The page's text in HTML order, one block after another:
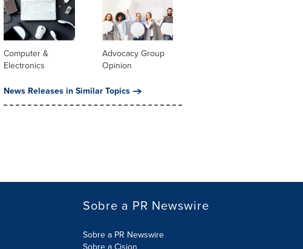
Computer &
Electronics
Advocacy Group
Opinion
News Releases in Similar Topics
Sobre a PR Newswire
Sobre a PR Newswire